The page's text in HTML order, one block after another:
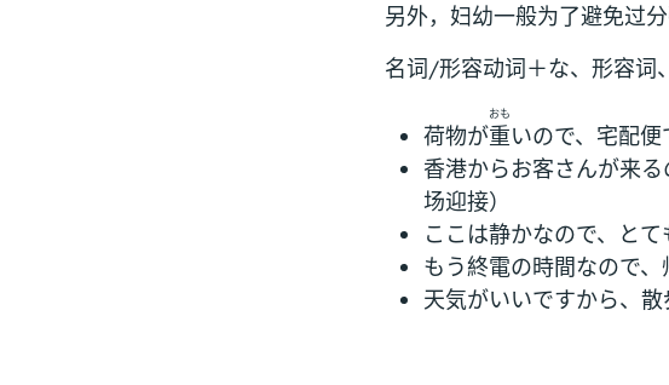
另外，妇幼一般为了避免过
名词/形容动词＋な、形容词
荷物が重
おも
いので、宅配便
香港からお客さんが来
场迎接）
ここは静かなので、と
もう終電の時間なので、
天気がいいですから、